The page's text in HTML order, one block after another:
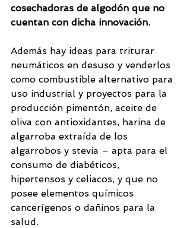
cosechadoras de algodón que no
cuentan con dicha innovación.
Además hay ideas para triturar
neumáticos en desuso y venderlos
como combustible alternativo para
uso industrial y proyectos para la
producción pimentón, aceite de
oliva con antioxidantes, harina de
algarroba extraída de los
algarrobos y stevia – apta para el
consumo de diabéticos,
hipertensos y celiacos, y que no
posee elementos químicos
cancerígenos o dañinos para la
salud.